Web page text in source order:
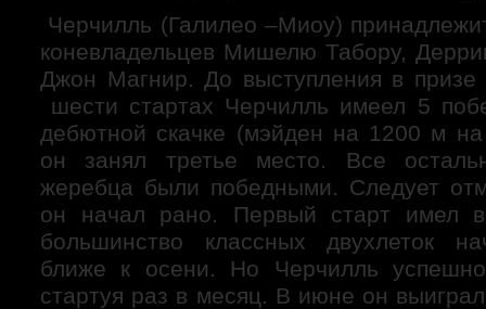
Черчилль (Галилео –Миоу)
коневладельцев Мишелю Табору,
Джон Магнир. До выступления в призе
шести стартах Черчилль имеел 5
дебютной скачке (мэйден на 1200 м
он занял третье место. Все
жеребца были победными. Следует
он начал рано. Первый старт имел
большинство классных двухлеток
ближе к осени. Но Черчилль
стартуя раз в месяц. В июне он